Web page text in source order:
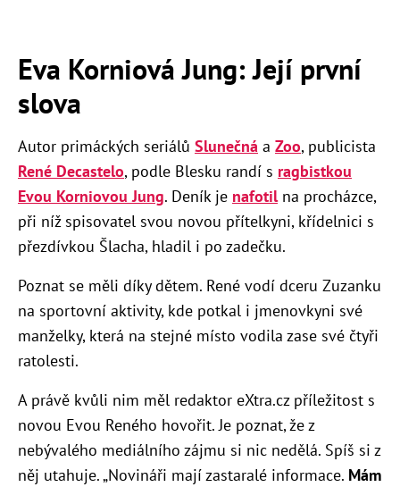
Eva Korniová Jung: Její první
slova
Autor primáckých seriálů Slunečná a Zoo, publicista
René Decastelo, podle Blesku randí s ragbistkou
Evou Korniovou Jung. Deník je nafotilna procházce,
při níž spisovatel svou novou přítelkyni, křídelnici s
přezdívkou Šlacha, hladil i po zadečku.
Poznat se měli díky dětem. René vodí dceru Zuzanku
na sportovní aktivity, kde potkal i jmenovkyni své
manželky, která na stejné místo vodila zase své čtyři
ratolesti.
A právě kvůli nim měl redaktor eXtra.cz příležitost s
novou Evou Reného hovořit. Je poznat, že z
nebývalého mediálního zájmu si nic nedělá. Spíš si z
něj utahuje. „Novináři mají zastaralé informace. Mám